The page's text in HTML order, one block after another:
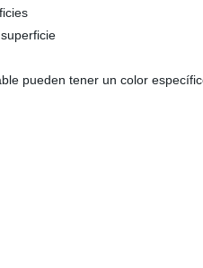
pueden tener un color